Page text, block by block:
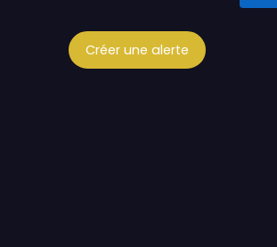
Créer une alerte